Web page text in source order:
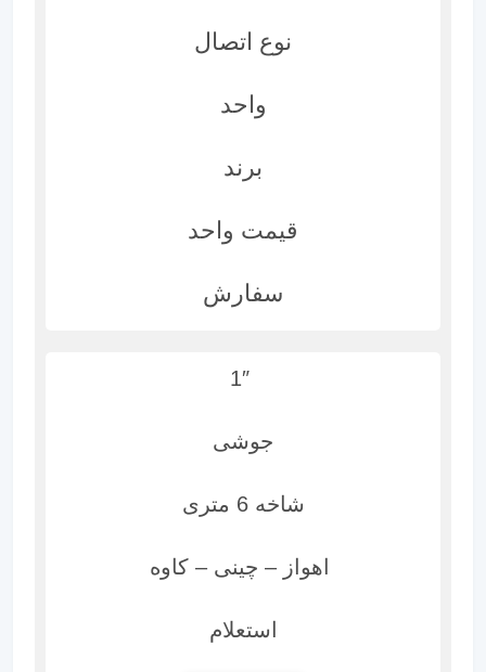
نوع اتصال
واحد
برند
قیمت واحد
سفارش
جوشی
شاخه 6 متری
اهواز – چینی – کاوه
استعلام